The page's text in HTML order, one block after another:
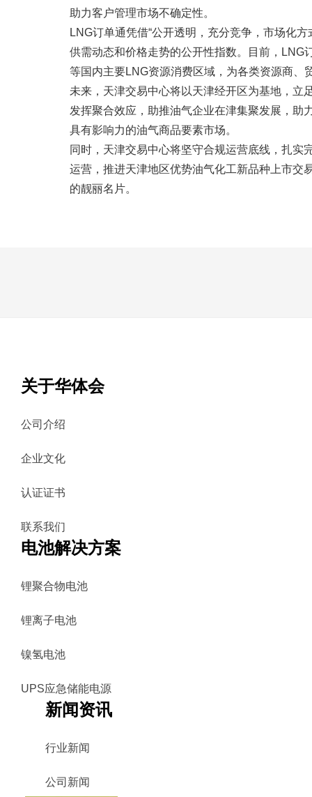
助力客户管理市场不确定性。
LNG订单通凭借“公开透明，充分竞争，市场化
供需动态和价格走势的公开性指数。目前，LNG
等国内主要LNG资源消费区域，为各类资源商、
未来，天津交易中心将以天津经开区为基地，立
发挥聚合效应，助推油气企业在津集聚发展，助
具有影响力的油气商品要素市场。
同时，天津交易中心将坚守合规运营底线，扎
运营，推进天津地区优势油气化工新品种上市交
的靓丽名片。
关于华体会
公司介绍
企业文化
认证证书
联系我们
电池解决方案
锂聚合物电池
锂离子电池
镍氢电池
UPS应急储能电源
新闻资讯
行业新闻
公司新闻